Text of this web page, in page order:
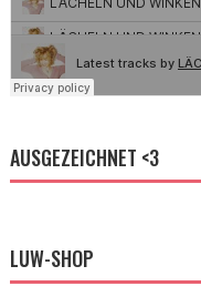
AUSGEZEICHNET <3
LUW-SHOP